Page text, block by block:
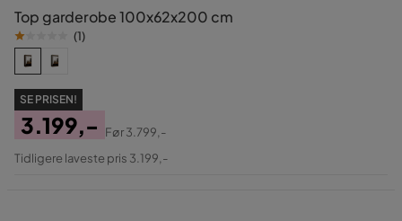
Top garderobe 100x62x200 cm
(1)
SE PRISEN!
Pris
3.199,-
Original
Før3.799,-
Tidligere laveste pris 3.199,-